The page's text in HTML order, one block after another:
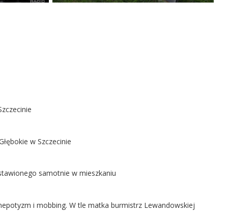
w Szczecinie
samotnie w mieszkaniu
i mobbing. W tle matka burmistrz Lewandowskiej